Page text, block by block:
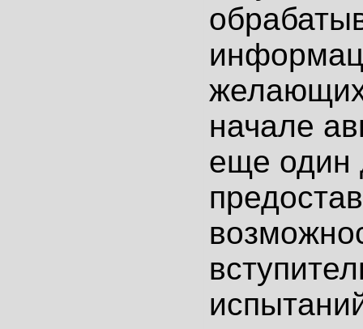
начале
еще один